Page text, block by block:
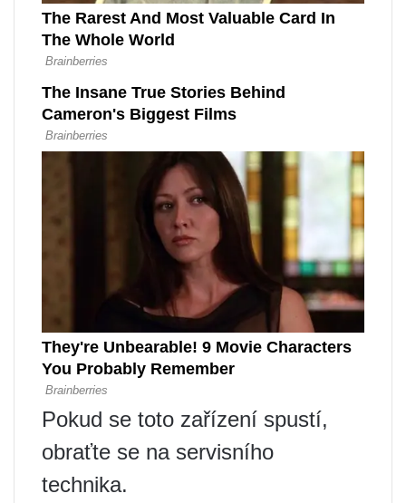
Pokud se toto zařízení spustí,
obraťte se na servisního
technika.